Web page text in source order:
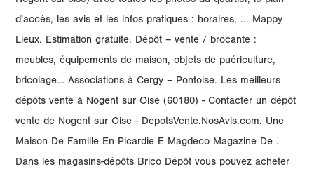
d'accès, les avis et les infos pratiques : horaires, ... Mappy
Lieux. Estimation gratuite. Dépôt – vente / brocante :
meubles, équipements de maison, objets de puériculture,
bricolage… Associations à Cergy – Pontoise. Les meilleurs
dépôts vente à Nogent sur Oise (60180) - Contacter un dépôt
vente de Nogent sur Oise - DepotsVente.NosAvis.com. Une
Maison De Famille En Picardie E Magdeco Magazine De .
Dans les magasins-dépôts Brico Dépôt vous pouvez acheter